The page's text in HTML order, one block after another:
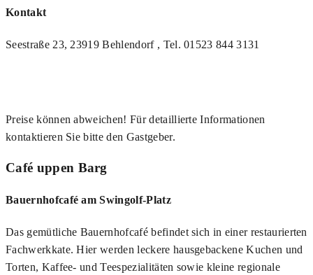
Kontakt
Seestraße 23, 23919 Behlendorf , Tel. 01523 844 3131
Preise können abweichen! Für detaillierte Informationen
kontaktieren Sie bitte den Gastgeber.
Café uppen Barg
Bauernhofcafé am Swingolf-Platz
Das gemütliche Bauernhofcafé befindet sich in einer restaurierten
Fachwerkkate. Hier werden leckere hausgebackene Kuchen und
Torten, Kaffee- und Teespezialitäten sowie kleine regionale